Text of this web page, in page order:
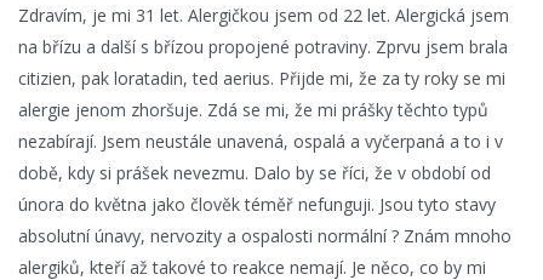
Zdravím, je mi 31 let. Alergičkou jsem od 22 let. Alergická jsem
na břízu a další s břízou propojené potraviny. Zprvu jsem brala
citizien, pak loratadin, ted aerius. Přijde mi, že za ty roky se mi
alergie jenom zhoršuje. Zdá se mi, že mi prášky těchto typů
nezabírají. Jsem neustále unavená, ospalá a vyčerpaná a to i v
době, kdy si prášek nevezmu. Dalo by se říci, že v období od
února do května jako člověk téměř nefunguji. Jsou tyto stavy
absolutní únavy, nervozity a ospalosti normální ? Znám mnoho
alergiků, kteří až takové to reakce nemají. Je něco, co by mi